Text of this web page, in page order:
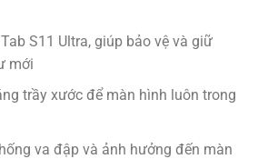
S11 Ultra, giúp bảo vệ và giữ
mới
trầy xước để màn hình luôn trong
va đập và ảnh hưởng đến màn